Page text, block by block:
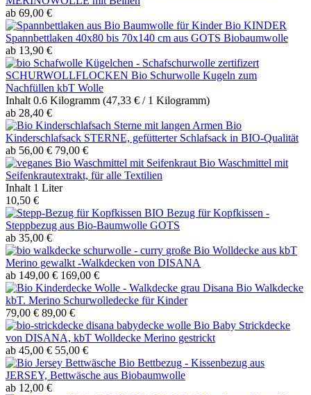
ab 69,00 €
Bio KINDER
Spannbettlaken 40x80 bis 70x140 cm aus GOTS Biobaumwolle
ab 13,90 €
SCHURWOLLFLOCKEN Bio Schurwolle Kugeln zum
Nachfüllen kbT Wolle
Inhalt 0.6 Kilogramm (47,33 € / 1 Kilogramm)
ab 28,40 €
Bio
Kinderschlafsack STERNE, gefütterter Schlafsack in BIO-Qualität
ab 56,00 € 79,00 €
Bio Waschmittel mit
Seifenkrautextrakt, für alle Textilien
Inhalt 1 Liter
10,50 €
BIO Bezug für Kopfkissen -
Steppbezug aus Bio-Baumwolle GOTS
ab 35,00 €
große Bio Wolldecke aus kbT
Merino gewalkt -Walkdecken von DISANA
ab 149,00 € 169,00 €
Disana Bio Walkdecke
kbT. Merino Schurwolledecke für Kinder
79,00 € 89,00 €
Bio Baby Strickdecke
von DISANA, kbT Wolldecke Merino gestrickt
ab 45,00 € 55,00 €
Bio Bettbezug - Kissenbezug aus
JERSEY, Bettwäsche aus Biobaumwolle
ab 12,00 €